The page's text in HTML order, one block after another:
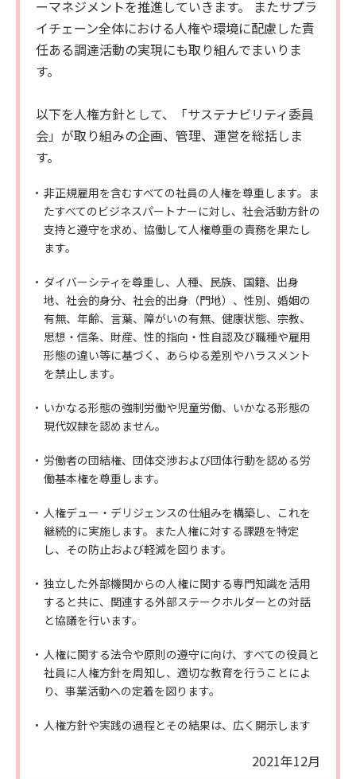
ーマネジメントを推進していきます。 またサプラ
イチェーン全体における人権や環境に配慮した責
任ある調達活動の実現にも取り組んでまいりま
す。
以下を人権方針として、「サステナビリティ委員
会」が取り組みの企画、管理、運営を総括しま
す。
非正規雇用を含むすべての社員の人権を尊重します。ま
たすべてのビジネスパートナーに対し、社会活動方針の
支持と遵守を求め、協働して人権尊重の責務を果たし
ます。
ダイバーシティを尊重し、人種、民族、国籍、出身
地、社会的身分、社会的出身（門地）、性別、婚姻の
有無、年齢、言葉、障がいの有無、健康状態、宗教、
思想・信条、財産、性的指向・性自認及び職種や雇用
形態の違い等に基づく、あらゆる差別やハラスメント
を禁止します。
いかなる形態の強制労働や児童労働、いかなる形態の
現代奴隷を認めません。
労働者の団結権、団体交渉および団体行動を認める労
働基本権を尊重します。
人権デュー・デリジェンスの仕組みを構築し、これを
継続的に実施します。また人権に対する課題を特定
し、その防止および軽減を図ります。
独立した外部機関からの人権に関する専門知識を活用
すると共に、関連する外部ステークホルダーとの対話
と協議を行います。
人権に関する法令や原則の遵守に向け、すべての役員と
社員に人権方針を周知し、適切な教育を行うことによ
り、事業活動への定着を図ります。
人権方針や実践の過程とその結果は、広く開示します
2021年12月